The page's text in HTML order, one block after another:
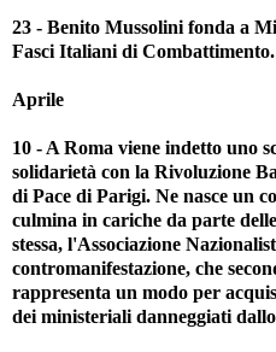
23 - Benito Mussolini fonda a
Fasci Italiani di Combattimento.
Aprile
10 - A Roma viene indetto uno
solidarietà con la Rivoluzione
di Pace di Parigi. Ne nasce un
culmina in cariche da parte
stessa, l'Associazione
contromanifestazione, che
rappresenta un modo per
dei ministeriali danneggiati